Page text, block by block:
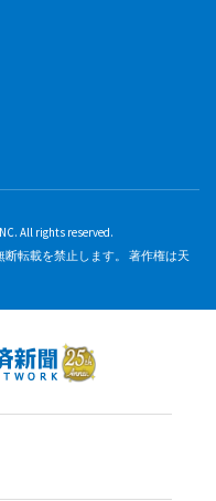
All rights reserved.
転載を禁止します。 著作権は天